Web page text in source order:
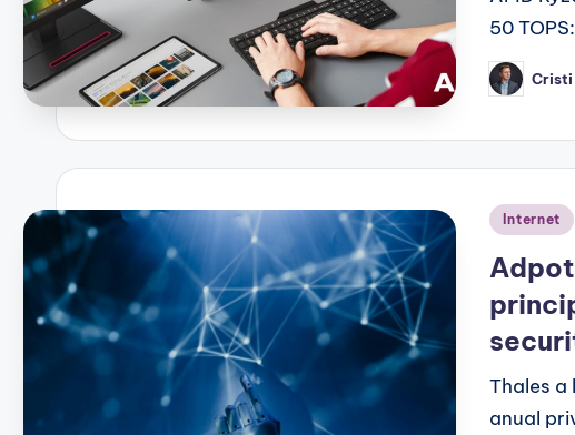
50
Posted
by
Cristi
Posted
Internet
Thales
anual